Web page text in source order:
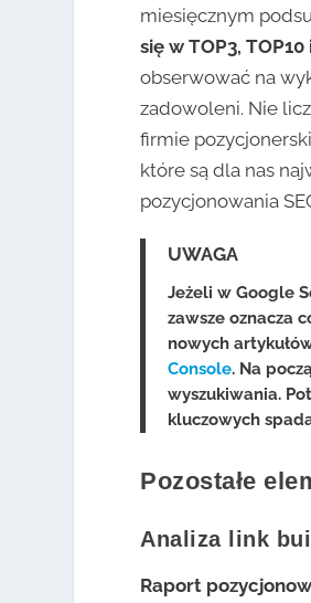
miesięcznym
się w TOP3,
obserwować na
zadowoleni. Nie
firmie
które są dla nas
pozycjonowania
UWAGA
Jeżeli w Google
zawsze oznacza
nowych
Console. Na
wyszukiwania.
kluczowych
Pozostałe
Analiza link
Raport